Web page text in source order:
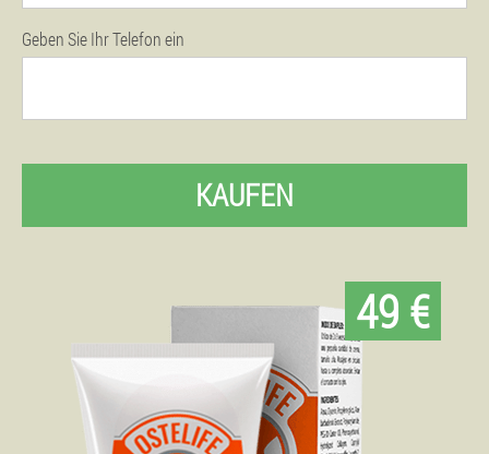
Geben Sie Ihr Telefon ein
KAUFEN
49 €